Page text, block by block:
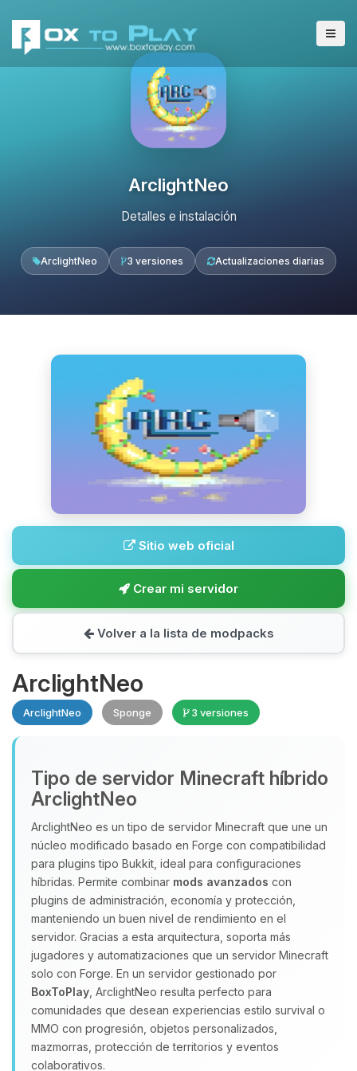
ArclightNeo
Detalles e instalación
ArclightNeo 3 versiones Actualizaciones diarias
Sitio web oficial
Crear mi servidor
Volver a la lista de modpacks
ArclightNeo
ArclightNeo Sponge 3 versiones
Tipo de servidor Minecraft híbrido
ArclightNeo
ArclightNeo es un tipo de servidor Minecraft que une un
núcleo modificado basado en Forge con compatibilidad
para plugins tipo Bukkit, ideal para configuraciones
híbridas. Permite combinar mods avanzados con
plugins de administración, economía y protección,
manteniendo un buen nivel de rendimiento en el
servidor. Gracias a esta arquitectura, soporta más
jugadores y automatizaciones que un servidor Minecraft
solo con Forge. En un servidor gestionado por
BoxToPlay , ArclightNeo resulta perfecto para
comunidades que desean experiencias estilo survival o
MMO con progresión, objetos personalizados,
mazmorras, protección de territorios y eventos
colaborativos.
Yupi, por fin alguien con quien
hablar! Soy Choupy, tu pequeno
asistente de BoxToPlay. Cuentame
que necesitas y moveré mis
pequenos circuitos para ayudarte.
08/08/2026 18:37